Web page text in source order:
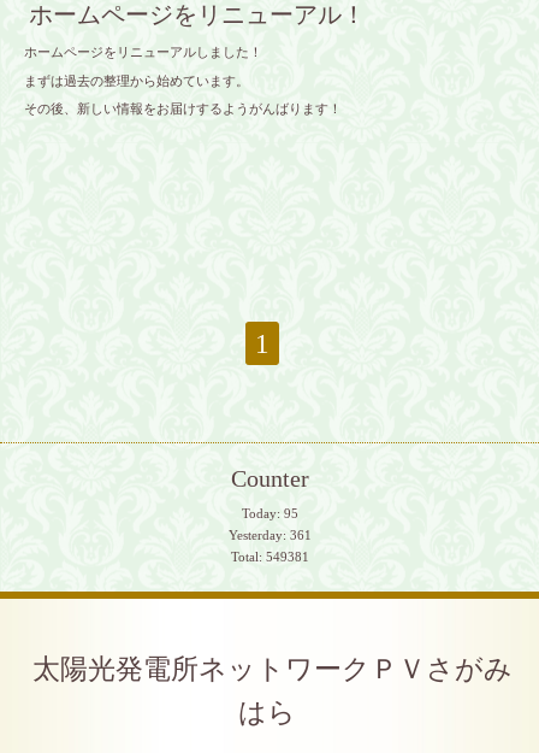
ホームページをリニューアル！
ホームページをリニューアルしました！
まずは過去の整理から始めています。
その後、新しい情報をお届けするようがんばります！
1
Counter
Today: 95
Yesterday: 361
Total: 549381
太陽光発電所ネットワークＰＶさがみ
はら